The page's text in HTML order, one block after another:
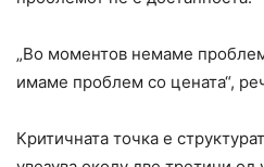
„Во моментов немаме
имаме проблем со цената“,
Критичната точка е